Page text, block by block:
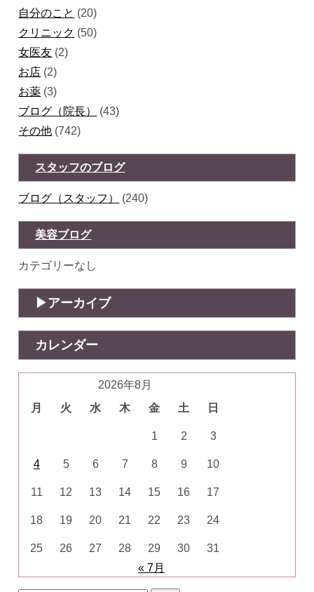
自分のこと (20)
クリニック (50)
女医友 (2)
お店 (2)
お薬 (3)
ブログ（院長）
(43)
その他 (742)
スタッフのブログ
ブログ（スタッフ） (240)
美容ブログ
カテゴリーなし
アーカイブ
カレンダー
2026年8月
月
火 水 木 金 土 日
1 2 3
4 5 6 7 8 9 10
11 12 13 14 15 16 17
18 19 20 21 22 23 24
25 26 27 28 29 30
31
« 7月